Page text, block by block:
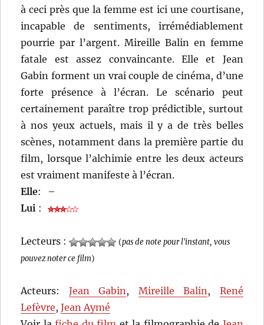
à ceci près que la femme est ici une courtisane,
incapable de sentiments, irrémédiablement
pourrie par l’argent. Mireille Balin en femme
fatale est assez convaincante. Elle et Jean
Gabin forment un vrai couple de cinéma, d’une
forte présence à l’écran. Le scénario peut
certainement paraître trop prédictible, surtout
à nos yeux actuels, mais il y a de très belles
scènes, notamment dans la première partie du
film, lorsque l’alchimie entre les deux acteurs
est vraiment manifeste à l’écran.
Elle:
–
Lui :
Lecteurs : (pas de note pour l'instant, vous
pouvez noter ce film)
Acteurs: Jean Gabin, Mireille Balin, René
Lefèvre,Jean Aymé